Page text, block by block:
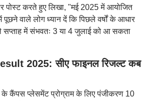
पोस्ट करते हुए लिखा, "मई 2025 में आयोजित
में पूछने वाले लोग ध्यान दें कि पिछले वर्षों के आधार
सप्ताह में संभवतः 3 या 4 जुलाई को आ सकता
2025: सीए फाइनल रिजल्ट कब
कैंपस प्लेसमेंट प्रोग्राम के लिए पंजीकरण 10